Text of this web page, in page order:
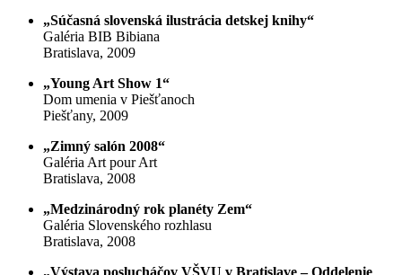
„Súčasná slovenská ilustrácia detskej knihy“
Galéria BIB Bibiana
Bratislava, 2009
„Young Art Show 1“
Dom umenia v Piešťanoch
Piešťany, 2009
„Zimný salón 2008“
Galéria Art pour Art
Bratislava, 2008
„Medzinárodný rok planéty Zem“
Galéria Slovenského rozhlasu
Bratislava, 2008